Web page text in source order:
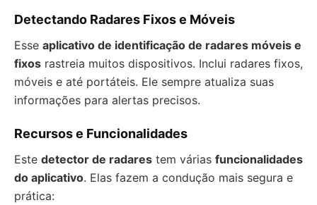
Detectando Radares Fixos e Móveis
Esse aplicativo de identificação de radares móveis e
fixos rastreia muitos dispositivos. Inclui radares fixos,
móveis e até portáteis. Ele sempre atualiza suas
informações para alertas precisos.
Recursos e Funcionalidades
Este detector de radares tem várias funcionalidades
do aplicativo. Elas fazem a condução mais segura e
prática: